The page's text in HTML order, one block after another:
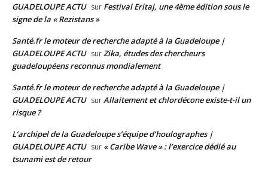
GUADELOUPE ACTU sur Festival Eritaj, une 4ème édition sous le
signe de la « Rezistans »
Santé.fr le moteur de recherche adapté à la Guadeloupe |
GUADELOUPE ACTU surZika, études des chercheurs
guadeloupéens reconnus mondialement
Santé.fr le moteur de recherche adapté à la Guadeloupe |
GUADELOUPE ACTU surAllaitement et chlordécone existe-t-il un
risque ?
L’archipel de la Guadeloupe s’équipe d’houlographes |
GUADELOUPE ACTU sur « Caribe Wave » : l’exercice dédié au
tsunami est de retour